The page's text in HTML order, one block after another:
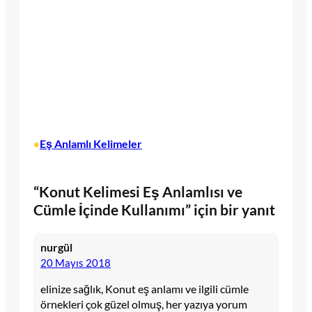
•Eş Anlamlı Kelimeler
“Konut Kelimesi Eş Anlamlısı ve
Cümle İçinde Kullanımı” için bir yanıt
nurgül
20 Mayıs 2018
elinize sağlık, Konut eş anlamı ve ilgili cümle
örnekleri çok güzel olmuş, her yazıya yorum